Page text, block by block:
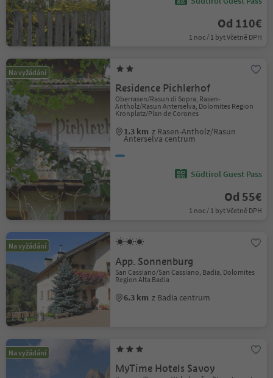
Od 110€
1 noc / 1 byt Včetně DPH
Na vyžádání
Residence Pichlerhof
Oberrasen/Rasun di Sopra, Rasen-
Antholz/Rasun Anterselva, Dolomites Region
Kronplatz/Plan de Corones
1.3 km z Rasen-Antholz/Rasun
Anterselva centrum
Südtirol Guest Pass
Od 55€
1 noc / 1 byt Včetně DPH
Na vyžádání
App. Sonnenburg
San Cassiano/San Cassiano, Badia, Dolomites
Region Alta Badia
6.3 km z Badia centrum
Na vyžádání
MyTime Hotels Savoy